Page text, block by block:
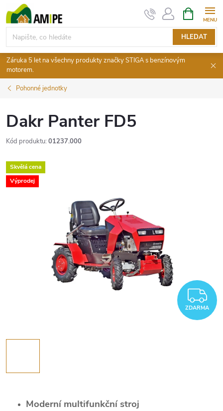
na
obsah
HLEDAT
NÁKUPNÍ
KOŠÍK
Záruka 5 let na všechny produkty značky STIGA s benzínovým
motorem.
Pohonné jednotky
Dakr Panter FD5
Kód produktu: 01237.000
Skvělá cena
Výprodej
ZDARMA
Moderní multifunkční stroj